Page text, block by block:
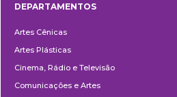
DEPARTAMENTOS
Artes Cênicas
Artes Plásticas
Cinema, Rádio e Televisão
Comunicações e Artes